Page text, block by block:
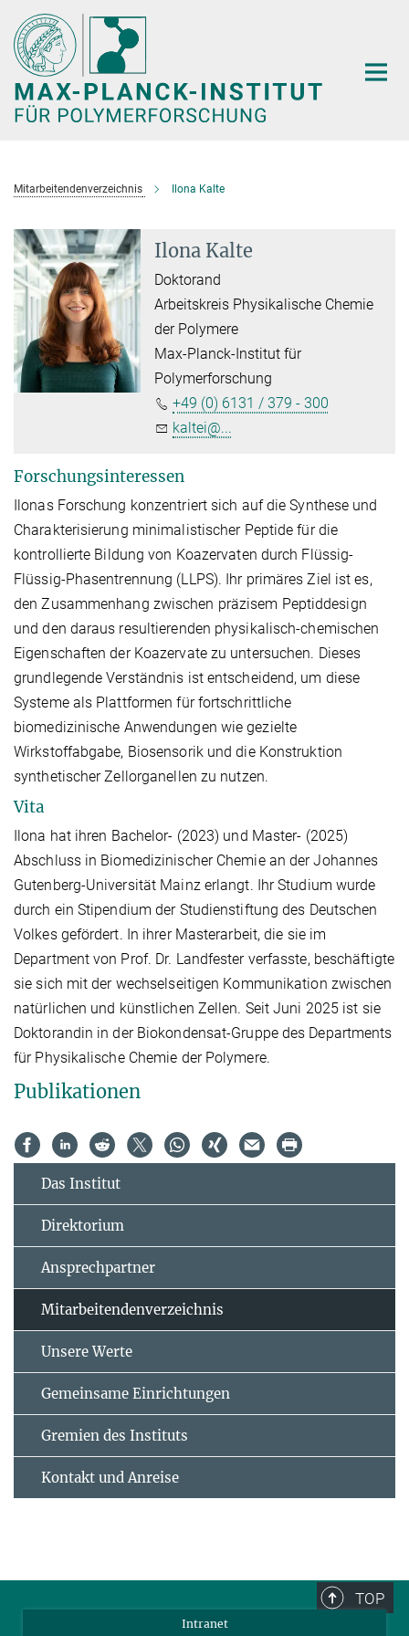
Hauptinhalt
Mitarbeitendenverzeichnis Ilona Kalte
Ilona Kalte
Doktorand
Arbeitskreis Physikalische Chemie
der Polymere
Max-Planck-Institut für
Polymerforschung
+49 (0) 6131 / 379 - 300
kaltei@...
Forschungsinteressen
Ilonas Forschung konzentriert sich auf die Synthese und
Charakterisierung minimalistischer Peptide für die
kontrollierte Bildung von Koazervaten durch Flüssig-
Flüssig-Phasentrennung (LLPS). Ihr primäres Ziel ist es,
den Zusammenhang zwischen präzisem Peptiddesign
und den daraus resultierenden physikalisch-chemischen
Eigenschaften der Koazervate zu untersuchen. Dieses
grundlegende Verständnis ist entscheidend, um diese
Systeme als Plattformen für fortschrittliche
biomedizinische Anwendungen wie gezielte
Wirkstoffabgabe, Biosensorik und die Konstruktion
synthetischer Zellorganellen zu nutzen.
Vita
Ilona hat ihren Bachelor- (2023) und Master- (2025)
Abschluss in Biomedizinischer Chemie an der Johannes
Gutenberg-Universität Mainz erlangt. Ihr Studium wurde
durch ein Stipendium der Studienstiftung des Deutschen
Volkes gefördert. In ihrer Masterarbeit, die sie im
Department von Prof. Dr. Landfester verfasste, beschäftigte
sie sich mit der wechselseitigen Kommunikation zwischen
natürlichen und künstlichen Zellen. Seit Juni 2025 ist sie
Doktorandin in der Biokondensat-Gruppe des Departments
für Physikalische Chemie der Polymere.
Publikationen
Das Institut
Direktorium
Ansprechpartner
Mitarbeitendenverzeichnis
Unsere Werte
Gemeinsame Einrichtungen
Gremien des Instituts
Kontakt und Anreise
TOP
Intranet